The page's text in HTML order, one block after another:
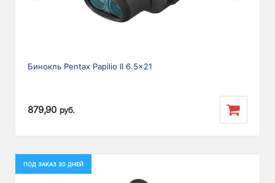
Бинокль Pentax Papilio II 6.5x21
879,90 руб.
ПОД ЗАКАЗ 30 ДНЕЙ